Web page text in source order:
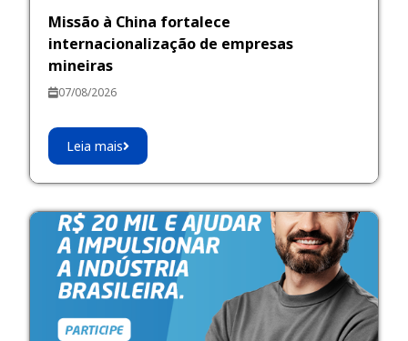
Missão à China fortalece
internacionalização de empresas
mineiras
07/08/2026
Leia mais